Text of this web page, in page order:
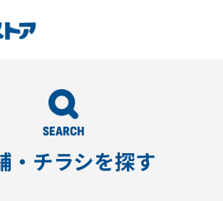
SEARCH
・チラシを探す